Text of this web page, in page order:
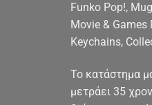
Funko Pop!,
Movie & Games
Keychains,
To κατάστημα
μετράει 35